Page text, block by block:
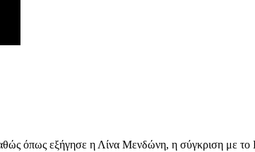
όπως εξήγησε η Λίνα Μενδώνη, η σύγκριση με